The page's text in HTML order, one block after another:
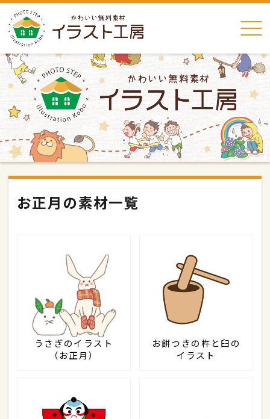
お正月の素材一覧
うさぎのイラスト
（お正月）
お餅つきの杵と臼の
イラスト